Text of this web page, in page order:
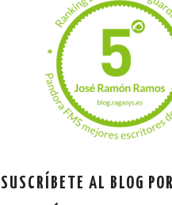
SUSCRÍBETE AL BLOG